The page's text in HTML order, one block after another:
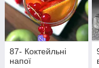
87- Коктейльні
напої